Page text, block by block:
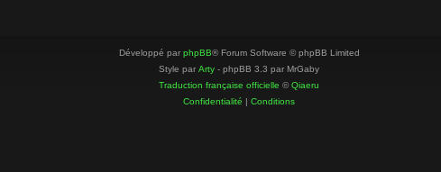
Développé par phpBB® Forum Software © phpBB Limited
Style par Arty - phpBB 3.3 par MrGaby
Traduction française officielle ©Qiaeru
Confidentialité | Conditions